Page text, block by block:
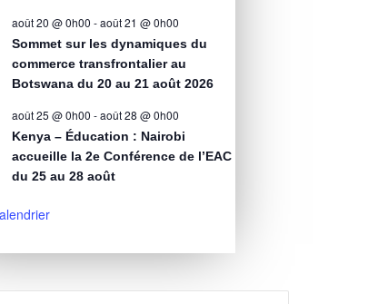
août 20 @ 0h00 -août 21 @ 0h00
Sommet sur les dynamiques du
commerce transfrontalier au
Botswana du 20 au 21 août 2026
août 25 @ 0h00 -août 28 @ 0h00
Kenya – Éducation : Nairobi
accueille la 2e Conférence de l’EAC
du 25 au 28 août